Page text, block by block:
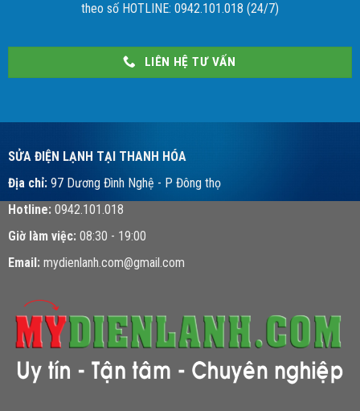
theo số HOTLINE: 0942.101.018 (24/7)
LIÊN HỆ TƯ VẤN
SỬA ĐIỆN LẠNH TẠI THANH HÓA
Địa chỉ: 97 Dương Đình Nghệ - P Đông thọ
Hotline: 0942.101.018
Giờ làm việc: 08:30 - 19:00
Email: mydienlanh.com@gmail.com